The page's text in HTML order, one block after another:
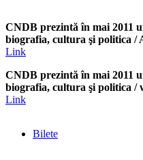
CNDB prezintă în mai 2011
biografia, cultura şi politica /
Link
CNDB prezintă în mai 2011
biografia, cultura şi politica /
Link
Bilete